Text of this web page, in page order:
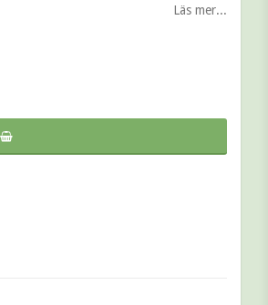
Läs mer...